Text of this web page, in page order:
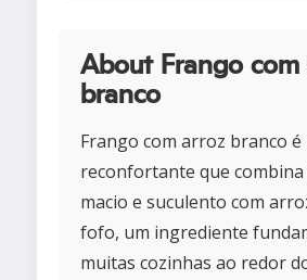
About Frango com
branco
Frango com arroz branco
reconfortante que
macio e suculento com
fofo, um ingrediente
muitas cozinhas ao redor